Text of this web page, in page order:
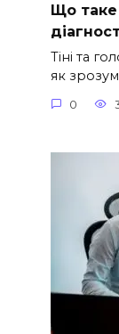
Що
Тіні та
як
0